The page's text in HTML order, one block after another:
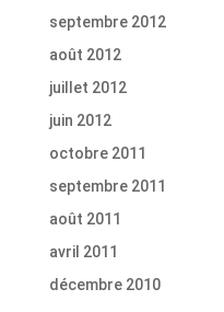
septembre 2012
août 2012
juillet 2012
juin 2012
octobre 2011
septembre 2011
août 2011
avril 2011
décembre 2010